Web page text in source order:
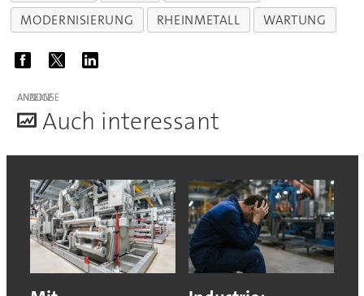
MODERNISIERUNG
RHEINMETALL WARTUNG
ANZEIGE
Auch interessant